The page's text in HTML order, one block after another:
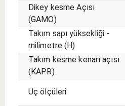
Dikey kesme Açısı
(GAMO)
Takım sapı yüksekliği​​ -
milimetre (H)
Takım kesme kenarı açısı
(KAPR)
Uç ölçüleri